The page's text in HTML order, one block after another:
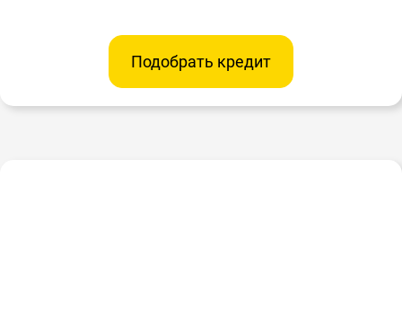
Подобрать кредит